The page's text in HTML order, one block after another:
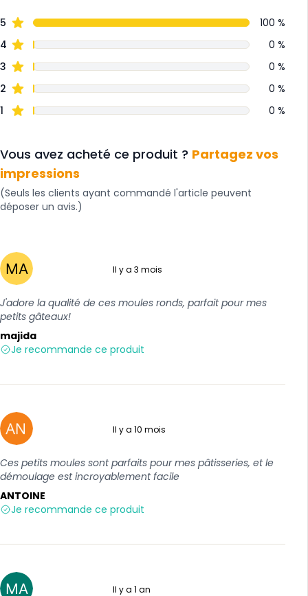
5
100 %
4
0 %
3
0 %
2
0 %
1
0 %
Vous avez acheté ce produit ? Partagez vos
impressions
(Seuls les clients ayant commandé l'article peuvent
déposer un avis.)
Il y a 3 mois
J'adore la qualité de ces moules ronds, parfait pour mes
petits gâteaux!
majida
Je recommande ce produit
Il y a 10 mois
Ces petits moules sont parfaits pour mes pâtisseries, et le
démoulage est incroyablement facile
ANTOINE
Je recommande ce produit
Il y a 1 an